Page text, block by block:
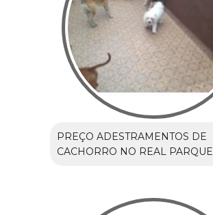
PREÇO ADESTRAMENTOS DE
CACHORRO NO REAL PARQUE